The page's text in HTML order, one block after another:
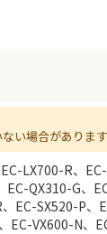
い場合があります
LX700-R、
QX310-G、
SX520-P、
EC-VX600-N、